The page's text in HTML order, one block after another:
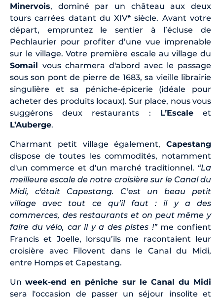
Minervois, dominé par un château aux deux
tours carrées datant du XIVᵉ siècle. Avant votre
départ, empruntez le sentier à l’écluse de
Pechlaurier pour profiter d’une vue imprenable
sur le village. Votre première escale au village du
Somail vous charmera d'abord avec le passage
sous son pont de pierre de 1683, sa vieille librairie
singulière et sa péniche-épicerie (idéale pour
acheter des produits locaux). Sur place, nous vous
suggérons deux restaurants : L’Escaleet
L’Auberge.
Charmant petit village également, Capestang
dispose de toutes les commodités, notamment
d'un commerce et d'un marché traditionnel. “La
meilleure escale de notre croisière sur le Canal du
Midi, c'était Capestang. C’est un beau petit
village avec tout ce qu’il faut : il y a des
commerces, des restaurants et on peut même y
faire du vélo, car il y a des pistes !” me confient
Francis et Joelle, lorsqu’ils me racontaient leur
croisière avec Filovent dans le Canal du Midi,
entre Homps et Capestang.
Unweek-end en péniche sur le Canal du Midi
sera l'occasion de passer un séjour insolite et